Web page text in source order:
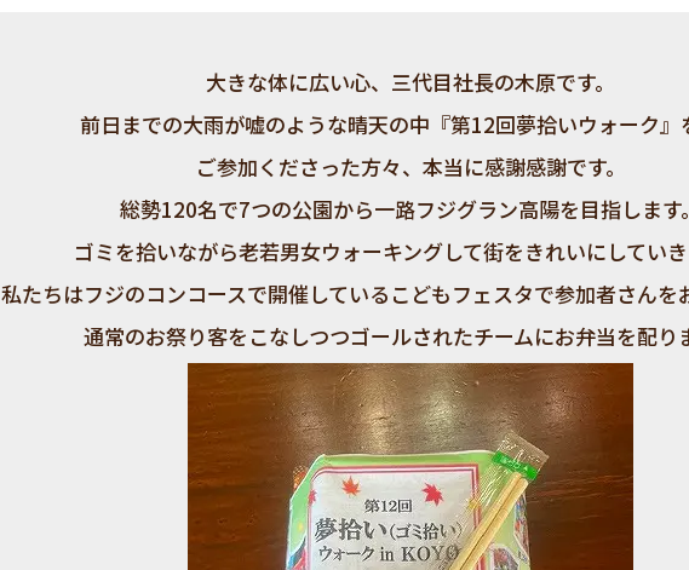
大きな体に広い心、三代目社長の木原です。
前日までの大雨が嘘のような晴天の中『第12回夢拾いウォーク』
ご参加くださった方々、本当に感謝感謝です。
総勢120名で7つの公園から一路フジグラン高陽を目指します。
ゴミを拾いながら老若男女ウォーキングして街をきれいにしていき
私たちはフジのコンコースで開催しているこどもフェスタで参加者さんを
通常のお祭り客をこなしつつゴールされたチームにお弁当を配り